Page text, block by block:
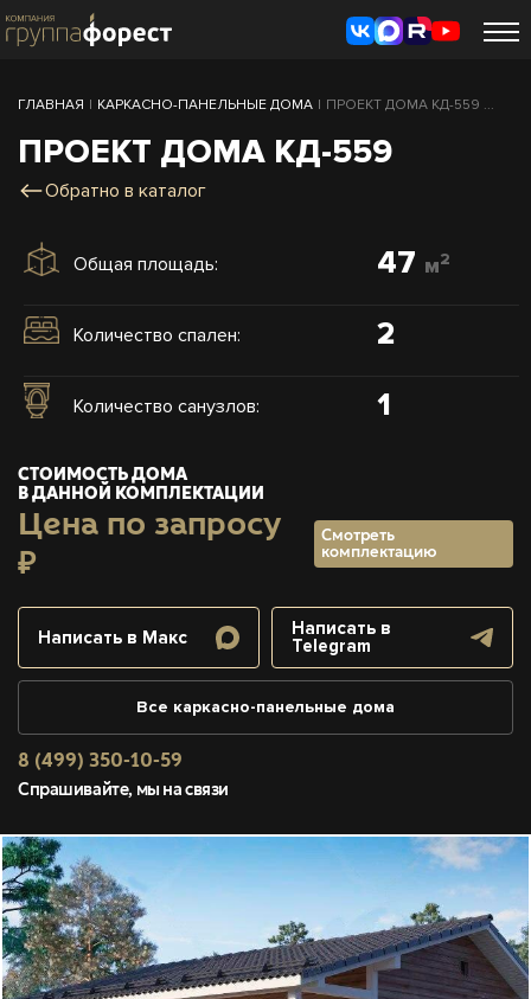
ГЛАВНАЯ | КАРКАСНО-ПАНЕЛЬНЫЕ ДОМА | ПРОЕКТ ДОМА КД-559 ...
ПРОЕКТ ДОМА КД-559
Обратно в каталог
Общая площадь: 47 м2
Количество спален: 2
Количество санузлов: 1
СТОИМОСТЬ ДОМА
В ДАННОЙ КОМПЛЕКТАЦИИ
Цена по запросу
₽
Смотреть
комплектацию
Написать в Макс
Написать в
Telegram
Все каркасно-панельные дома
8 (499) 350-10-59
Спрашивайте, мы на связи